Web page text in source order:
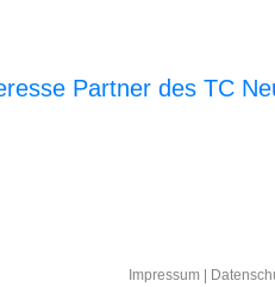
Partner des TC
Impres­sum